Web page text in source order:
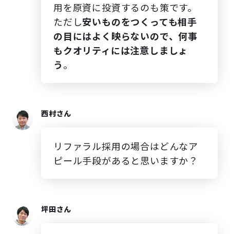
用を原資に投資するのも策です。
ただし安いものをつくっても相手
の目にはよく映らないので、何事
もクオリティには注意しましょ
う 。
西村さん
リファラル採用の場合はどんなア
ピール手段があると思いますか？
坪田さん